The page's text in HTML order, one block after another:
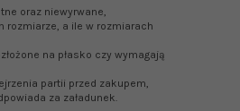
oraz niewyrwane,
rozmiarze, a ile w rozmiarach
na płasko czy wymagają
partii przed zakupem,
za załadunek.